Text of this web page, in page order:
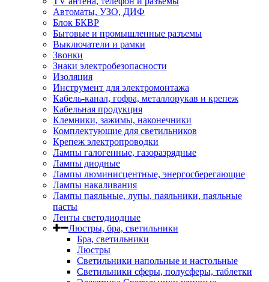
Автоматы, УЗО, ДИФ
Блок БКВР
Бытовые и промышленные разъемы
Выключатели и рамки
Звонки
Знаки электробезопасности
Изоляция
Инструмент для электромонтажа
Кабель-канал, гофра, металлорукав и крепеж
Кабельная продукция
Клемники, зажимы, наконечники
Комплектующие для светильников
Крепеж электропроводки
Лампы галогенные, газоразрядные
Лампы диодные
Лампы люминисцентные, энергосберегающие
Лампы накаливания
Лампы паяльные, лупы, паяльники, паяльные
пасты
Ленты светодиодные
Люстры, бра, светильники
Бра, светильники
Люстры
Светильники напольные и настольные
Светильники сферы, полусферы, таблетки